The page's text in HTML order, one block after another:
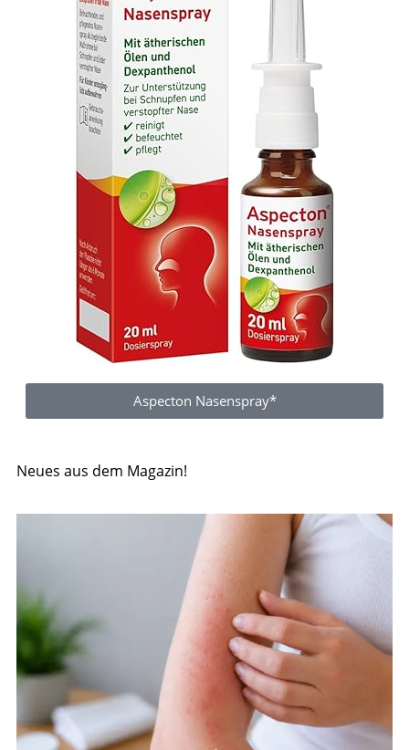
Aspecton Nasenspray*
Neues aus dem Magazin!